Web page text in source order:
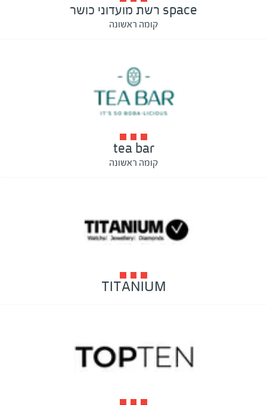
space רשת מועדוני כושר
קומה ראשונה
tea bar
קומה ראשונה
TITANIUM